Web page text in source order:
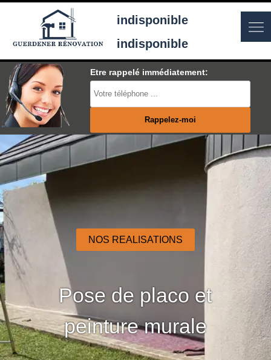
indisponible
indisponible
Etre rappelé immédiatement:
NOS REALISATIONS
Pose de placo et
peinture murale